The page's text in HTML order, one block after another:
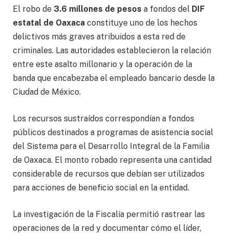
El robo de 3.6 millones de pesos a fondos del DIF
estatal de Oaxaca constituye uno de los hechos
delictivos más graves atribuidos a esta red de
criminales. Las autoridades establecieron la relación
entre este asalto millonario y la operación de la
banda que encabezaba el empleado bancario desde la
Ciudad de México.
Los recursos sustraídos correspondían a fondos
públicos destinados a programas de asistencia social
del Sistema para el Desarrollo Integral de la Familia
de Oaxaca. El monto robado representa una cantidad
considerable de recursos que debían ser utilizados
para acciones de beneficio social en la entidad.
La investigación de la Fiscalía permitió rastrear las
operaciones de la red y documentar cómo el líder,